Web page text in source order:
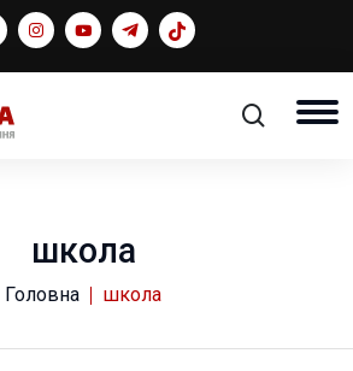
школа
Головна школа